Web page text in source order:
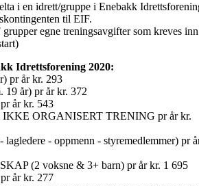
i en idrett/gruppe i Enebakk
til EIF.
egne treningsavgifter som kreves inn
Idrettsforening 2020:
pr år kr. 293
år) pr år kr. 372
år kr. 543
ORGANISERT TRENING pr år kr.
lagledere - oppmenn - styremedlemmer) pr
(2 voksne & 3+ barn) pr år kr. 1 695
år kr. 277